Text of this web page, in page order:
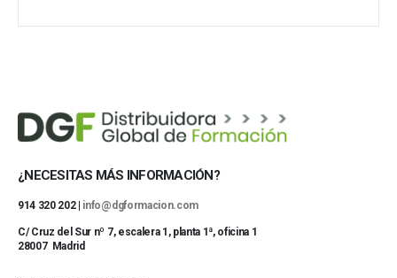
Mostrar 37 más
¿NECESITAS MÁS INFORMACIÓN?
914 320 202 | info@dgformacion.com
C/ Cruz del Sur nº 7, escalera 1, planta 1ª, oficina 1
28007 Madrid